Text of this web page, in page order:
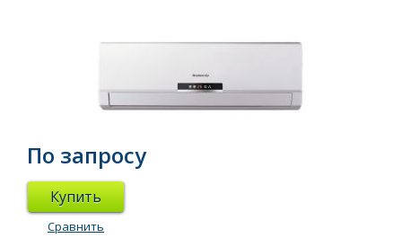
По запросу
Купить
Сравнить